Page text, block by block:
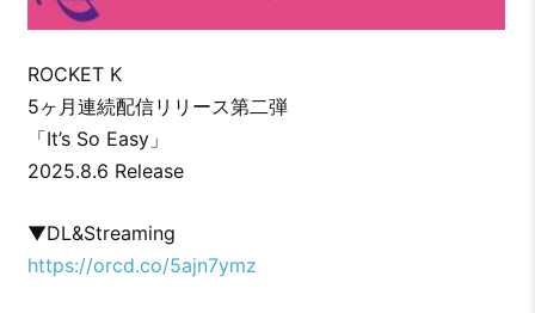
ROCKET K
5ヶ月連続配信リリース第二弾
「It’s So Easy」
2025.8.6 Release
▼DL&Streaming
https://orcd.co/5ajn7ymz